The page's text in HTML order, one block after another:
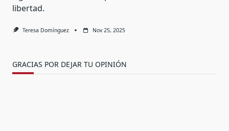
libertad.
Teresa Domínguez Nov 25, 2025
GRACIAS POR DEJAR TU OPINIÓN